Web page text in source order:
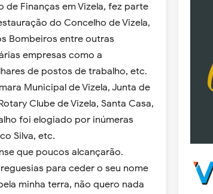
de Finanças em Vizela, fez parte
do Concelho de Vizela,
Bombeiros entre outras
empresas como a
de postos de trabalho, etc.
Municipal de Vizela, Junta de
Clube de Vizela, Santa Casa,
foi elogiado por inúmeras
Silva, etc.
que poucos alcançarão.
para ceder o seu nome
minha terra, não quero nada